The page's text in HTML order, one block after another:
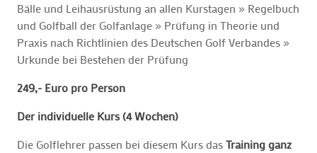
Bälle und Leihausrüstung an allen Kurstagen » Regelbuch
und Golfball der Golfanlage » Prüfung in Theorie und
Praxis nach Richtlinien des Deutschen Golf Verbandes »
Urkunde bei Bestehen der Prüfung
249,- Euro pro Person
Der individuelle Kurs (4 Wochen)
Die Golflehrer passen bei diesem Kurs dasTraining ganz